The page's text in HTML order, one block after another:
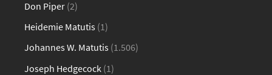
Don Piper (2)
Heidemie Matutis (1)
Johannes W. Matutis (1.506)
Joseph Hedgecock (1)